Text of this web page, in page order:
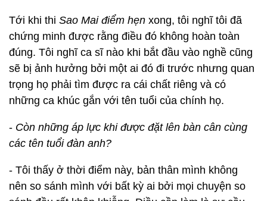
Tới khi thi Sao Mai điểm hẹn xong, tôi nghĩ tôi đã
chứng minh được rằng điều đó không hoàn toàn
đúng. Tôi nghĩ ca sĩ nào khi bắt đầu vào nghề cũng
sẽ bị ảnh hưởng bởi một ai đó đi trước nhưng quan
trọng họ phải tìm được ra cái chất riêng và có
những ca khúc gắn với tên tuổi của chính họ.
- Còn những áp lực khi được đặt lên bàn cân cùng
các tên tuổi đàn anh?
- Tôi thấy ở thời điểm này, bản thân mình không
nên so sánh mình với bất kỳ ai bởi mọi chuyện so